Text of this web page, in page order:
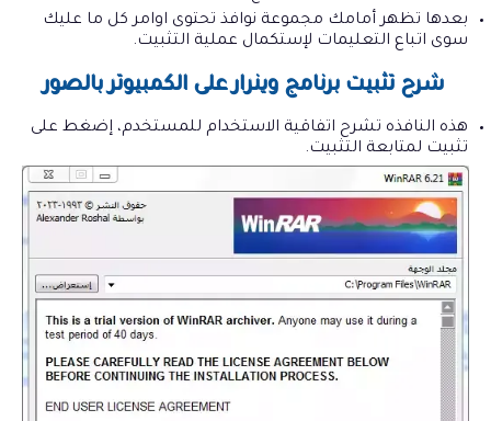
بعدها تظهر أمامك مجموعة نوافذ تحتوى اوامر كل ما عليك
سوى اتباع التعليمات لإستكمال عملية التثبيت.
شرح تثبيت برنامج وينرار على الكمبيوتر بالصور
هذه النافذه تشرح اتفاقية الاستخدام للمستخدم، إضغط على
تثبيت لمتابعة التثبيت.